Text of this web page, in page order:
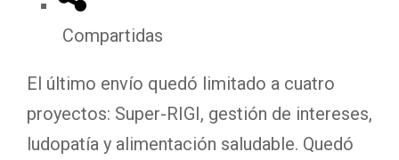
Compartidas
El último envío quedó limitado a cuatro
proyectos: Super-RIGI, gestión de intereses,
ludopatía y alimentación saludable. Quedó